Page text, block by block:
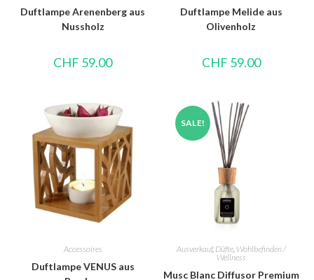
Duftlampe Arenenberg aus
Nussholz
CHF 59.00
Duftlampe Melide aus
Olivenholz
CHF 59.00
Accessoires
Duftlampe VENUS aus
SALE!
Ausverkauf, Düfte, Wohlbefinden /
Wellness
Musc Blanc Diffusor Premium